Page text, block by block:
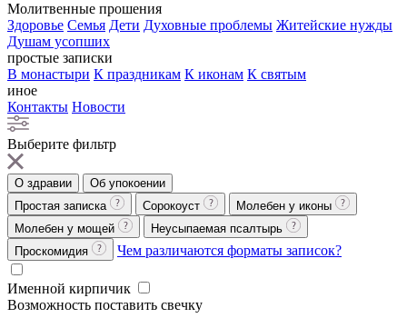
Молитвенные прошения
Здоровье Семья Дети Духовные проблемы Житейские нужды
Душам усопших
простые записки
В монастыри К праздникам К иконам К святым
иное
Контакты Новости
Выберите фильтр
О здравии
Об упокоении
Простая записка
Сорокоуст
Молебен у иконы
Молебен у мощей
Неусыпаемая псалтырь
Проскомидия
Чем различаются форматы записок?
Именной кирпичик
Возможность поставить свечку